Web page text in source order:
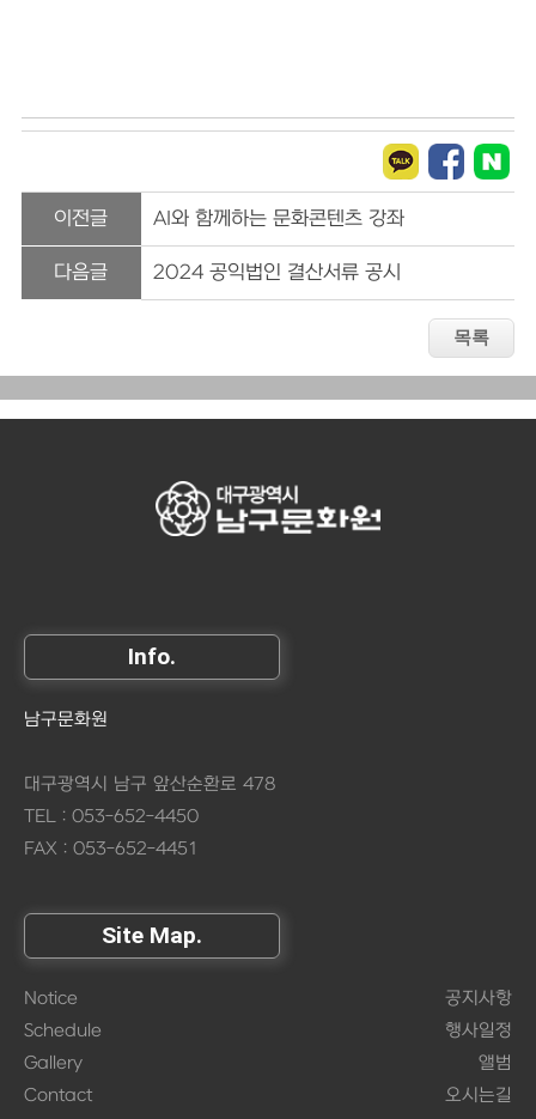
이전글 AI와 함께하는 문화콘텐츠 강좌
다음글 2024 공익법인 결산서류 공시
Info.
남구문화원
대구광역시 남구 앞산순환로 478
TEL : 053-652-4450
FAX : 053-652-4451
Site Map.
Notice
공지사항
Schedule
행사일정
Gallery
앨범
Contact
오시는길